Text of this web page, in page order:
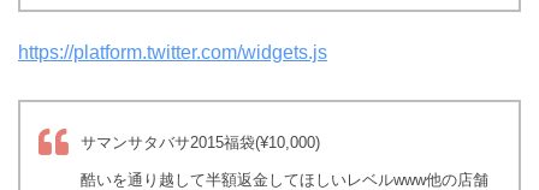
https://platform.twitter.com/widgets.js
サマンサタバサ2015福袋(¥10,000)
酷いを通り越して半額返金してほしいレベルwww他の店舗